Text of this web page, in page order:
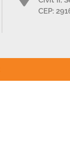
CEP: